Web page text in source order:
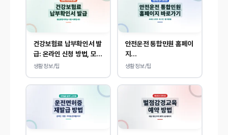
건강보험료 납부확인서 발
급: 온라인 신청 방법, 모바
일 내역 조회 안내
생활정보/팁
안전운전 통합민원 홈페이
지
(www.safedriving.or
민원 사이트 접속
생활정보/팁